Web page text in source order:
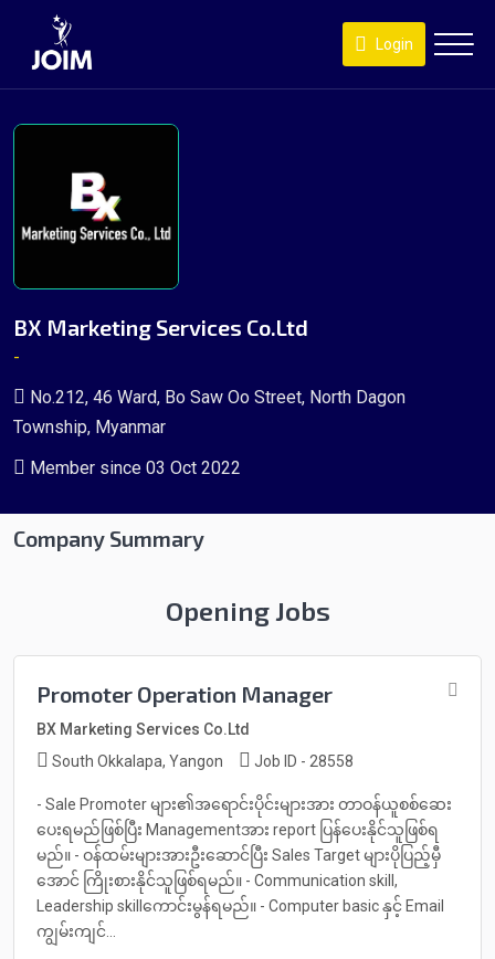
Login
BX Marketing Services Co.Ltd
-
No.212, 46 Ward, Bo Saw Oo Street, North Dagon
Township, Myanmar
Member since 03 Oct 2022
Company Summary
Opening Jobs
Promoter Operation Manager
BX Marketing Services Co.Ltd
South Okkalapa, Yangon
Job ID - 28558
- Sale Promoter များ၏အရောင်းပိုင်းများအား တာဝန်ယူစစ်ဆေး
ပေးရမည်ဖြစ်ပြီး Managementအား report ပြန်ပေးနိုင်သူဖြစ်ရ
မည်။ - ဝန်ထမ်းများအားဦးဆောင်ပြီး Sales Target များပိုပြည့်မှီ
အောင် ကြိုးစားနိုင်သူဖြစ်ရမည်။ - Communication skill,
Leadership skillကောင်းမွန်ရမည်။ - Computer basic နှင့် Email
ကျွမ်းကျင်...